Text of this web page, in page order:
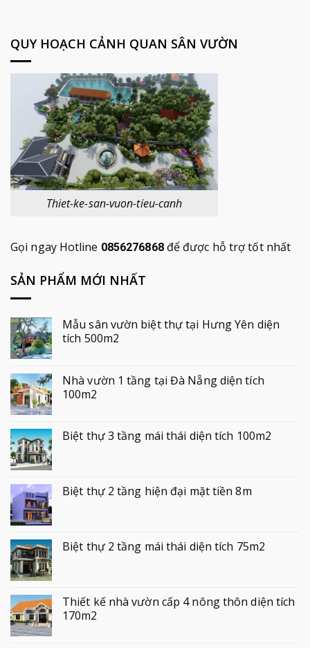
QUY HOẠCH CẢNH QUAN SÂN VƯỜN
Thiet-ke-san-vuon-tieu-canh
Gọi ngay Hotline 0856276868để được hỗ trợ tốt nhất
SẢN PHẨM MỚI NHẤT
Mẫu sân vườn biệt thự tại Hưng Yên diện
tích 500m2
Nhà vườn 1 tầng tại Đà Nẵng diện tích
100m2
Biệt thự 3 tầng mái thái diện tích 100m2
Biệt thự 2 tầng hiện đại mặt tiền 8m
Biệt thự 2 tầng mái thái diện tích 75m2
Thiết kế nhà vườn cấp 4 nông thôn diện tích
170m2